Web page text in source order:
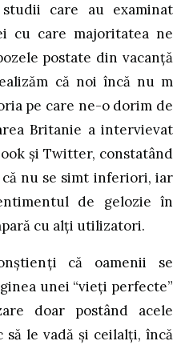
care au examinat
cu care majoritatea ne
postate din vacanță
că noi încă nu m
pe care ne-o dorim de
Britanie a intervievat
și Twitter, constatând
nu se simt inferiori, iar
de gelozie în
cu alți utilizatori.
că oamenii se
unei “vieți perfecte”
doar postând acele
le vadă și ceilalți, încă